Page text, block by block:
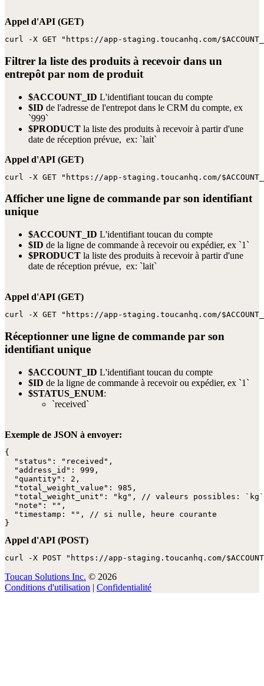
Appel d'API (GET)
curl -X GET "https://app-staging.toucanhq.com/
Filtrer la liste des produits à recevoir dans un
entrepôt par nom de produit
$ACCOUNT_ID L'identifiant toucan du compte
$ID de l'adresse de l'entrepot dans le CRM du compte, ex
`999`
$PRODUCT la liste des produits à recevoir à partir d'une
date de réception prévue, ex: `lait`
Appel d'API (GET)
curl -X GET "https://app-staging.toucanhq.com/
Afficher une ligne de commande par son identifiant
unique
$ACCOUNT_ID L'identifiant toucan du compte
$ID de la ligne de commande à recevoir ou expédier, ex `1`
$PRODUCT la liste des produits à recevoir à partir d'une
date de réception prévue, ex: `lait`
Appel d'API (GET)
curl -X GET "https://app-staging.toucanhq.com/
Réceptionner une ligne de commande par son
identifiant unique
$ACCOUNT_ID L'identifiant toucan du compte
$ID de la ligne de commande à recevoir ou expédier, ex `1`
$STATUS_ENUM:
`received`
Exemple de JSON à envoyer:
{
  "status": "received",
  "address_id": 999,
  "quantity": 2,
  "total_weight_value": 985,
"total_weight_unit": "kg", // valeurs possibles:
  "note": "",
  "timestamp: "", // si nulle, heure courante
}
Appel d'API (POST)
curl -X POST "https://app-staging.toucanhq.com/
Toucan Solutions Inc. © 2026
Conditions d'utilisation | Confidentialité